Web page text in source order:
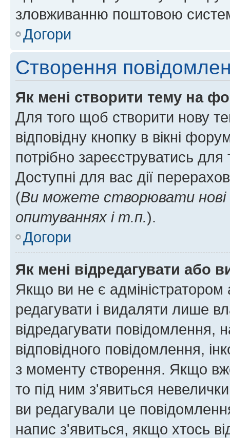
зловживанню поштовою
Догори
Створення
Як мені створити тему на
Для того щоб створити нову
відповідну кнопку в вікні
потрібно зареєструватись
Доступні для вас дії
(Ви можете створювати
опитуваннях і т.п.).
Догори
Як мені відредагувати або
Якщо ви не є
редагувати і видаляти лише
відредагувати повідомлення,
відповідного повідомлення,
з моменту створення. Якщо
то під ним з'явиться
ви редагували це
напис з'явиться, якщо хтось